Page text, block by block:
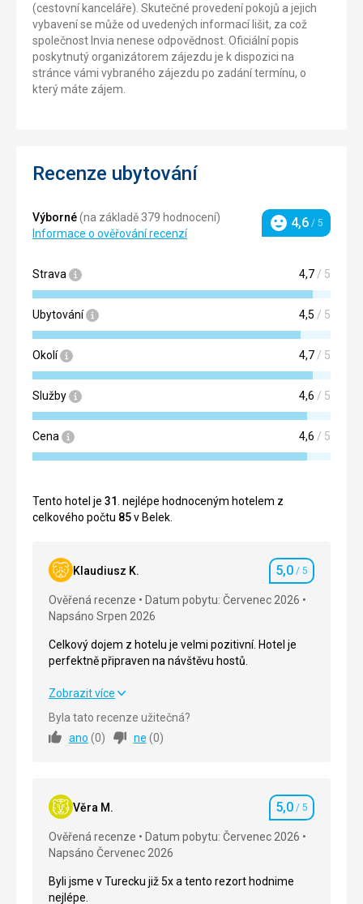
(cestovní kanceláře). Skutečné provedení pokojů a jejich
vybavení se může od uvedených informací lišit, za což
společnost Invia nenese odpovědnost. Oficiální popis
poskytnutý organizátorem zájezdu je k dispozici na
stránce vámi vybraného zájezdu po zadání termínu, o
který máte zájem.
Recenze ubytování
Výborné(na základě 379 hodnocení)
Informace o ověřování recenzí
Hodnocení
4,6 / 5
Strava 4,7 / 5
Ubytování 4,5 / 5
Okolí 4,7 / 5
Služby 4,6 / 5
Cena 4,6 / 5
Tento hotel je 31 . nejlépe hodnoceným hotelem z
celkového počtu 85v Belek.
Klaudiusz K. Hodnocení
5,0 / 5
Ověřená recenze
Datum pobytu: Červenec 2026
Napsáno Srpen 2026
Celkový dojem z hotelu je velmi pozitivní. Hotel je
perfektně připraven na návštěvu hostů.
Celkový dojem z hotelu je velmi pozitivní. Hotel je
Strava
Okolí 5,0/ 5
Služby 5,0/ 5
Zobrazit více
Byla tato recenze užitečná?
ano (0) ne (0)
Věra M. Hodnocení
5,0 / 5
Ověřená recenze
Datum pobytu: Červenec 2026
Napsáno Červenec 2026
Byli jsme v Turecku již 5x a tento rezort hodnime
nejlépe.